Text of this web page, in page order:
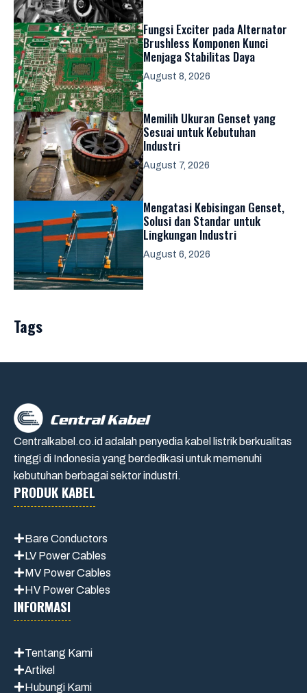
Fungsi Exciter pada Alternator
Brushless Komponen Kunci
Menjaga Stabilitas Daya
August 8, 2026
Memilih Ukuran Genset yang
Sesuai untuk Kebutuhan
Industri
August 7, 2026
Mengatasi Kebisingan Genset,
Solusi dan Standar untuk
Lingkungan Industri
August 6, 2026
Tags
Centralkabel.co.id adalah penyedia kabel listrik berkualitas
tinggi di Indonesia yang berdedikasi untuk memenuhi
kebutuhan berbagai sektor industri.
PRODUK KABEL
Bare Conductors
LV Power Cables
MV Power Cables
HV Power Cables
INFORMASI
Tentang Kami
Artikel
Hubungi Kami